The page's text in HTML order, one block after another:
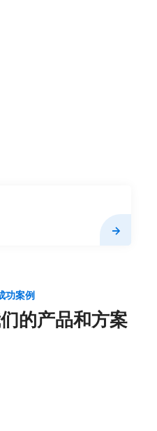
功案例
的产品和方案